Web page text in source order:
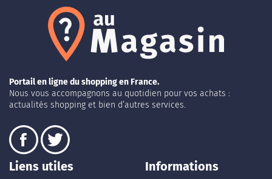
Portail en ligne du shopping en France.
Nous vous accompagnons au quotidien pour vos achats :
actualités shopping et bien d’autres services.
Liens utiles Informations